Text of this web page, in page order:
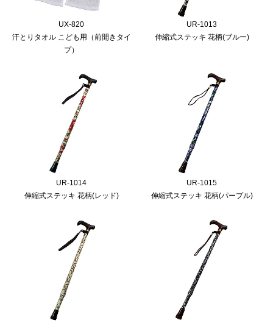
UX-820
汗とりタオル こども用（前開きタイ
プ）
UR-1013
伸縮式ステッキ 花柄(ブルー)
UR-1014
伸縮式ステッキ 花柄(レッド)
UR-1015
伸縮式ステッキ 花柄(パープル)